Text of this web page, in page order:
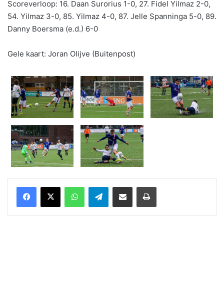
Scoreverloop: 16. Daan Surorius 1-0, 27. Fidel Yilmaz 2-0,
54. Yilmaz 3-0, 85. Yilmaz 4-0, 87. Jelle Spanninga 5-0, 89.
Danny Boersma (e.d.) 6-0
Gele kaart: Joran Olijve (Buitenpost)
WhatsAppTelegramDelen via Email Print